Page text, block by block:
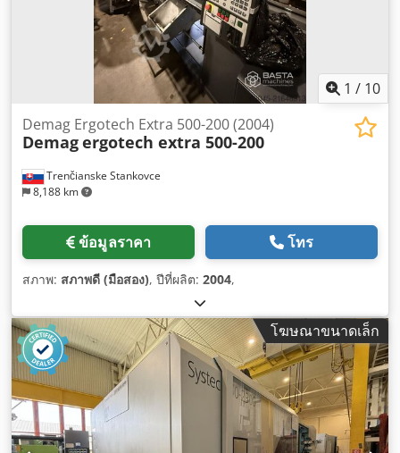
1 / 10
Trenčianske Stankovce
8,188 km
Demag Ergotech Extra 500-200 (2004)
Demagergotech extra 500-200
ข้อมูลราคา โทร
สภาพ: สภาพดี (มือสอง), ปีที่ผลิต: 2004,
โฆษณาขนาดเล็ก